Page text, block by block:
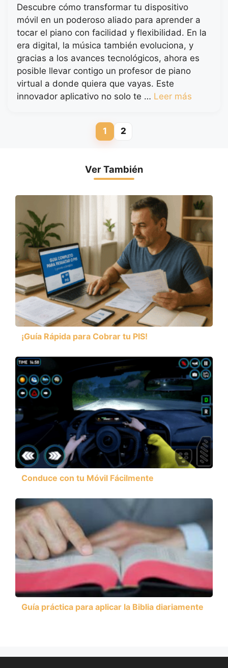
Descubre cómo transformar tu dispositivo
móvil en un poderoso aliado para aprender a
tocar el piano con facilidad y flexibilidad. En la
era digital, la música también evoluciona, y
gracias a los avances tecnológicos, ahora es
posible llevar contigo un profesor de piano
virtual a donde quiera que vayas. Este
innovador aplicativo no solo te … Leer más
Página
1 Página
2
Ver También
¡Guía Rápida para Cobrar tu PIS!
Conduce con tu Móvil Fácilmente
Guía práctica para aplicar la Biblia diariamente